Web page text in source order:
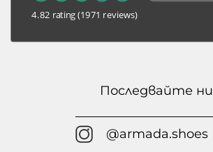
4.82 rating(1971 reviews)
Последвайте ни
@armada.shoes